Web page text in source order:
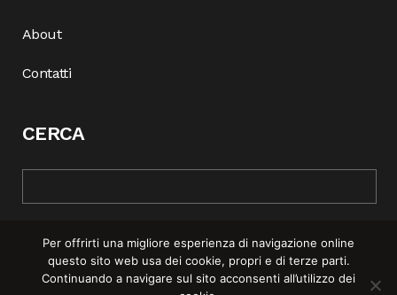
About
Contatti
CERCA
Per offrirti una migliore esperienza di navigazione online
questo sito web usa dei cookie, propri e di terze parti.
Continuando a navigare sul sito acconsenti all’utilizzo dei